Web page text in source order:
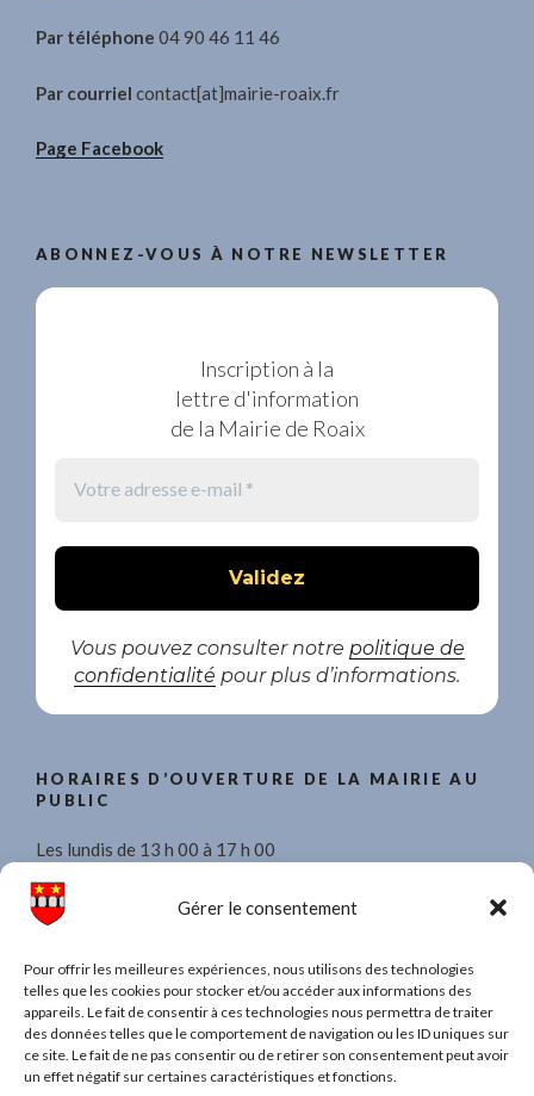
Gérer le consentement
Pour offrir les meilleures expériences, nous utilisons des technologies
telles que les cookies pour stocker et/ou accéder aux informations des
appareils. Le fait de consentir à ces technologies nous permettra de traiter
des données telles que le comportement de navigation ou les ID uniques sur
ce site. Le fait de ne pas consentir ou de retirer son consentement peut avoir
un effet négatif sur certaines caractéristiques et fonctions.
Par téléphone 04 90 46 11 46
Par courriel contact[at]mairie-roaix.fr
Page Facebook
ABONNEZ-VOUS À NOTRE NEWSLETTER
Inscription à la
lettre d'information
de la Mairie de Roaix
Vous pouvez consulter notre politique de
confidentialité pour plus d’informations.
HORAIRES D’OUVERTURE DE LA MAIRIE AU
PUBLIC
Les lundis de 13 h 00 à 17 h 00
Les mercredis de 8 h 30 à 11 h 30 et de 13 h 00 à 17 h 00.
Les vendredis de 13 h 00 à 17 h 00
TAPEZ UN MOT POUR RECHERCHER DANS
TOUT LE SITE